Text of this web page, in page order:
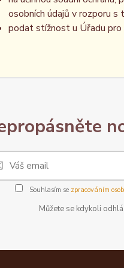
osobních údajů v rozporu s
podat stížnost u Úřadu pro
Souhlasím se zpracováním
Můžete se kdykoli